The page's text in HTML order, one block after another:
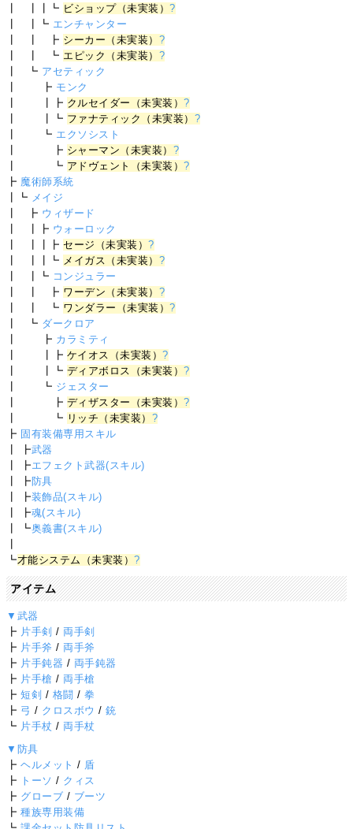
┃ ┃┃┗ ビショップ（未実装）?
┃ ┃┗ エンチャンター
┃ ┃ ┣ シーカー（未実装） ?
┃ ┃ ┗ エピック（未実装） ?
┃ ┗ アセティック
┃ ┣ モンク
┃ ┃┣ クルセイダー（未実装）?
┃ ┃┗ ファナティック（未実装） ?
┃ ┗ エクソシスト
┃ ┣ シャーマン（未実装） ?
┃ ┗ アドヴェント（未実装）?
┣ 魔術師系統
┃┗ メイジ
┃ ┣ ウィザード
┃ ┃┣ ウォーロック
┃ ┃┃┣ セージ（未実装）?
┃ ┃┃┗ メイガス（未実装） ?
┃ ┃┗ コンジュラー
┃ ┃ ┣ ワーデン（未実装） ?
┃ ┃ ┗ ワンダラー（未実装）?
┃ ┗ ダークロア
┃ ┣ カラミティ
┃ ┃┣ ケイオス（未実装）?
┃ ┃┗ ディアボロス（未実装）?
┃ ┗ ジェスター
┃ ┣ ディザスター（未実装）?
┃ ┗ リッチ（未実装） ?
┣ 固有装備専用スキル
┃ ┣武器
┃ ┣エフェクト武器(スキル)
┃ ┣防具
┃ ┣装飾品(スキル)
┃ ┣魂(スキル)
┃ ┗奥義書(スキル)
┗才能システム（未実装）?
アイテム
▼武器
┣ 片手剣 / 両手剣
┣ 片手斧 / 両手斧
┣ 片手鈍器 / 両手鈍器
┣ 片手槍 / 両手槍
┣短剣 / 格闘 /拳
┣ 弓 / クロスボウ /銃
┗ 片手杖 / 両手杖
▼防具
┣ヘルメット / 盾
┣ トーソ / クィス
┣ グローブ / ブーツ
┣種族専用装備